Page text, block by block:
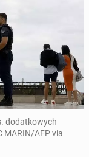
dodatkowych
MARIN/AFP via